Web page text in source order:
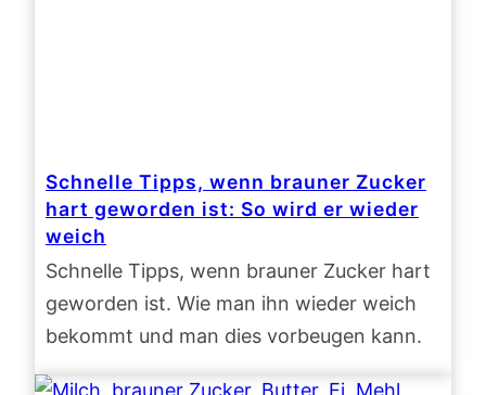
Schnelle Tipps, wenn brauner Zucker
hart geworden ist: So wird er wieder
weich
Schnelle Tipps, wenn brauner Zucker hart
geworden ist. Wie man ihn wieder weich
bekommt und man dies vorbeugen kann.